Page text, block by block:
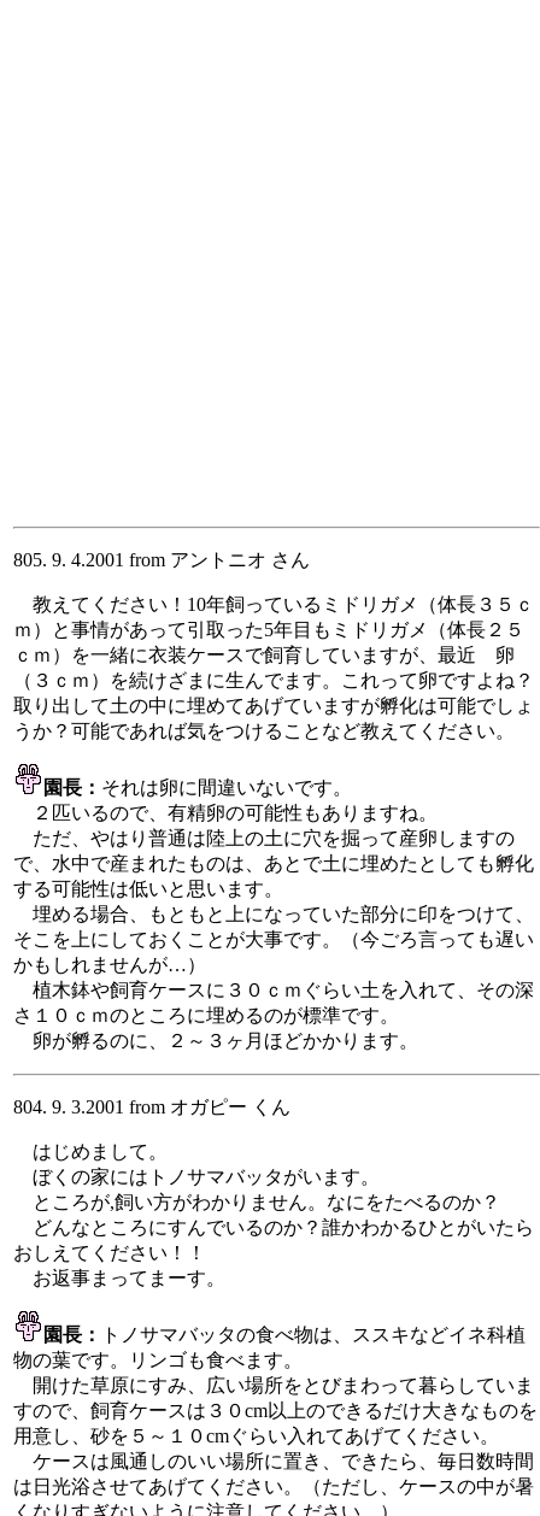
805. 9. 4.2001 from アントニオ さん
教えてください！10年飼っているミドリガメ（体長３５ｃ
ｍ）と事情があって引取った5年目もミドリガメ（体長２５
ｃｍ）を一緒に衣装ケースで飼育していますが、最近 卵
（３ｃｍ）を続けざまに生んでます。これって卵ですよね？
取り出して土の中に埋めてあげていますが孵化は可能でしょ
うか？可能であれば気をつけることなど教えてください。
園長： それは卵に間違いないです。
２匹いるので、有精卵の可能性もありますね。
ただ、やはり普通は陸上の土に穴を掘って産卵しますの
で、水中で産まれたものは、あとで土に埋めたとしても孵化
する可能性は低いと思います。
埋める場合、もともと上になっていた部分に印をつけて、
そこを上にしておくことが大事です。（今ごろ言っても遅い
かもしれませんが…）
植木鉢や飼育ケースに３０ｃｍぐらい土を入れて、その深
さ１０ｃｍのところに埋めるのが標準です。
卵が孵るのに、２～３ヶ月ほどかかります。
804. 9. 3.2001 from オガピー くん
はじめまして。
ぼくの家にはトノサマバッタがいます。
ところが,飼い方がわかりません。なにをたべるのか？
どんなところにすんでいるのか？誰かわかるひとがいたら
おしえてください！！
お返事まってまーす。
園長：
トノサマバッタの食べ物は、ススキなどイネ科植
物の葉です。リンゴも食べます。
開けた草原にすみ、広い場所をとびまわって暮らしていま
すので、飼育ケースは３０cm以上のできるだけ大きなものを
用意し、砂を５～１０cmぐらい入れてあげてください。
ケースは風通しのいい場所に置き、できたら、毎日数時間
は日光浴させてあげてください。（ただし、ケースの中が暑
くなりすぎないように注意してください。）